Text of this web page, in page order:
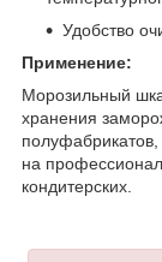
Удобство
Применение:
Морозильный
хранения
полуфабрикатов,
на
кондитерских.